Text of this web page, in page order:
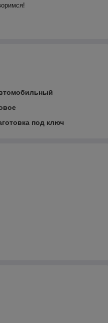
под ключ